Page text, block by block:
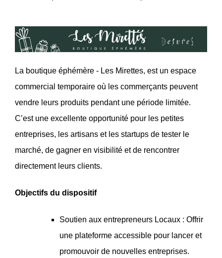
La boutique éphémère - Les Mirettes, est un espace
commercial temporaire où les commerçants peuvent
vendre leurs produits pendant une période limitée.
C’est une excellente opportunité pour les petites
entreprises, les artisans et les startups de tester le
marché, de gagner en visibilité et de rencontrer
directement leurs clients.
Objectifs du dispositif
Soutien aux entrepreneurs Locaux : Offrir
une plateforme accessible pour lancer et
promouvoir de nouvelles entreprises.